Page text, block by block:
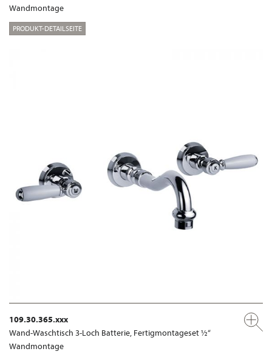
Wandmontage
PRODUKT-DETAILSEITE
109.30.365.xxx
Wand-Waschtisch 3-Loch Batterie, Fertigmontageset ½“
Wandmontage